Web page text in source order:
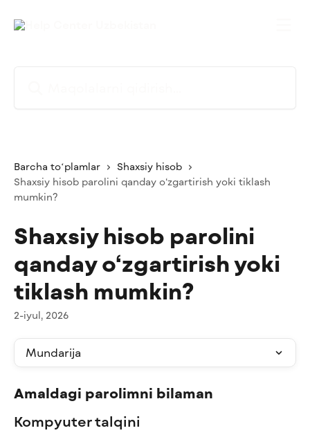
Barcha toʻplamlar
Shaxsiy hisob
Shaxsiy hisob parolini qanday o‘zgartirish yoki tiklash
mumkin?
Shaxsiy hisob parolini
qanday o‘zgartirish yoki
tiklash mumkin?
2-iyul, 2026
Mundarija
Amaldagi parolimni bilaman
Kompyuter talqini